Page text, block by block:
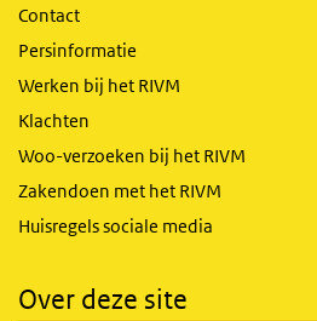
Contact
Persinformatie
Werken bij het RIVM
Klachten
Woo-verzoeken bij het RIVM
Zakendoen met het RIVM
Huisregels sociale media
Over deze site